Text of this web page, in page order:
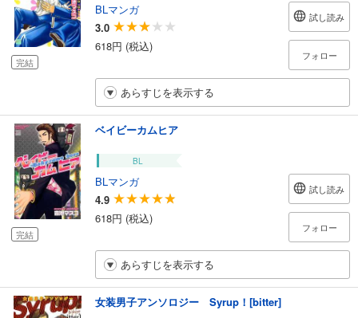
完結
BLマンガ
3.0
618円 (税込)
試し読み
フォロー
あらすじを表示する
完結
ベイビーカムヒア
BL
BLマンガ
4.9
618円 (税込)
試し読み
フォロー
あらすじを表示する
女装男子アンソロジー Syrup！[bitter]